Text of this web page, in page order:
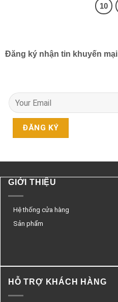
10
Đăng ký nhận tin khuyến mại
GIỚI THIỆU
Hệ thống cửa hàng
Sản phẩm
HỖ TRỢ KHÁCH HÀNG